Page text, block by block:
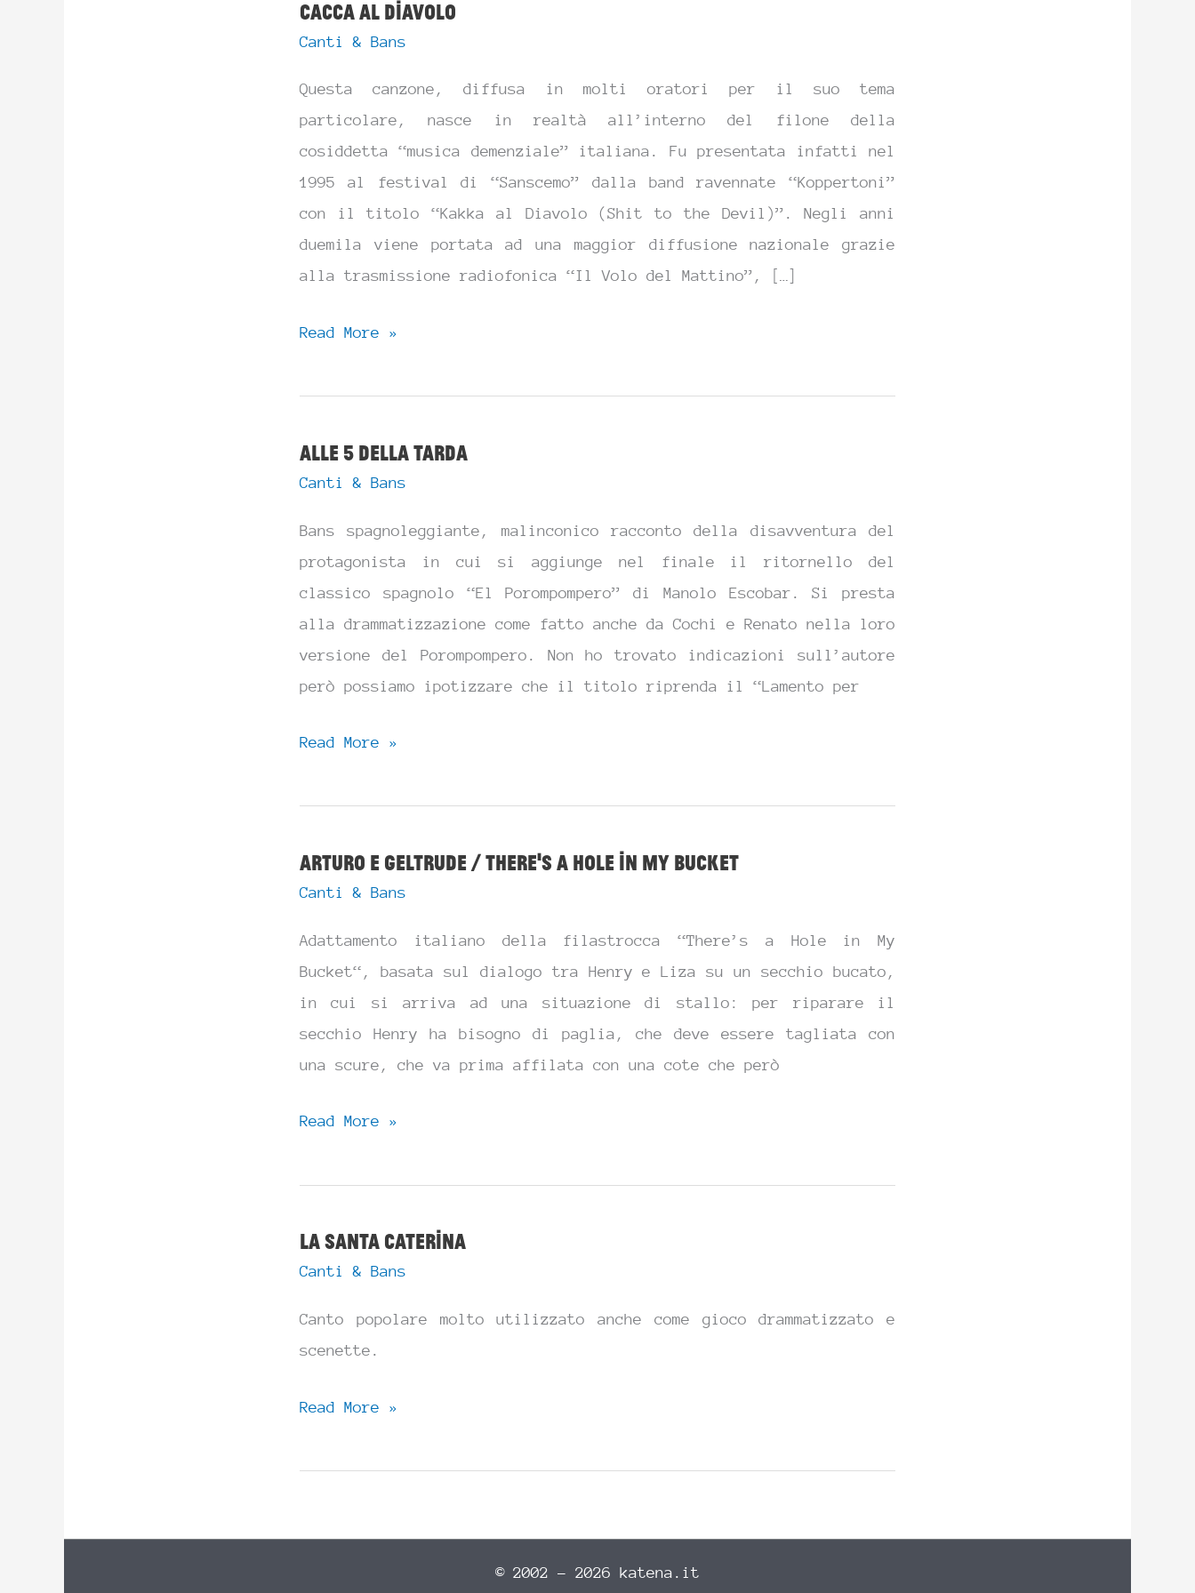
Cacca al diavolo
Canti & Bans
Questa canzone, diffusa in molti oratori per il suo tema
particolare, nasce in realtà all’interno del filone della
cosiddetta “musica demenziale” italiana. Fu presentata infatti nel
1995 al festival di “Sanscemo” dalla band ravennate “Koppertoni”
con il titolo “Kakka al Diavolo (Shit to the Devil)”. Negli anni
duemila viene portata ad una maggior diffusione nazionale grazie
alla trasmissione radiofonica “Il Volo del Mattino”, […]
Cacca
diavolo
Read More »
Alle 5 della tarda
Canti & Bans
Bans spagnoleggiante, malinconico racconto della disavventura del
protagonista in cui si aggiunge nel finale il ritornello del
classico spagnolo “El Porompompero” di Manolo Escobar. Si presta
alla drammatizzazione come fatto anche da Cochi e Renato nella loro
versione del Porompompero. Non ho trovato indicazioni sull’autore
però possiamo ipotizzare che il titolo riprenda il “Lamento per
Alle
della
Read More »
Arturo e Geltrude / There’s a Hole in My Bucket
Canti & Bans
Adattamento italiano della filastrocca “There’s a Hole in My
Bucket“, basata sul dialogo tra Henry e Liza su un secchio bucato,
in cui si arriva ad una situazione di stallo: per riparare il
secchio Henry ha bisogno di paglia, che deve essere tagliata con
una scure, che va prima affilata con una cote che però
Arturo
Geltrude
There’s
a
Bucket
Read More »
La santa Caterina
Canti & Bans
Canto popolare molto utilizzato anche come gioco drammatizzato e
scenette.
La
Caterina
Read More »
© 2002 - 2026 katena.it